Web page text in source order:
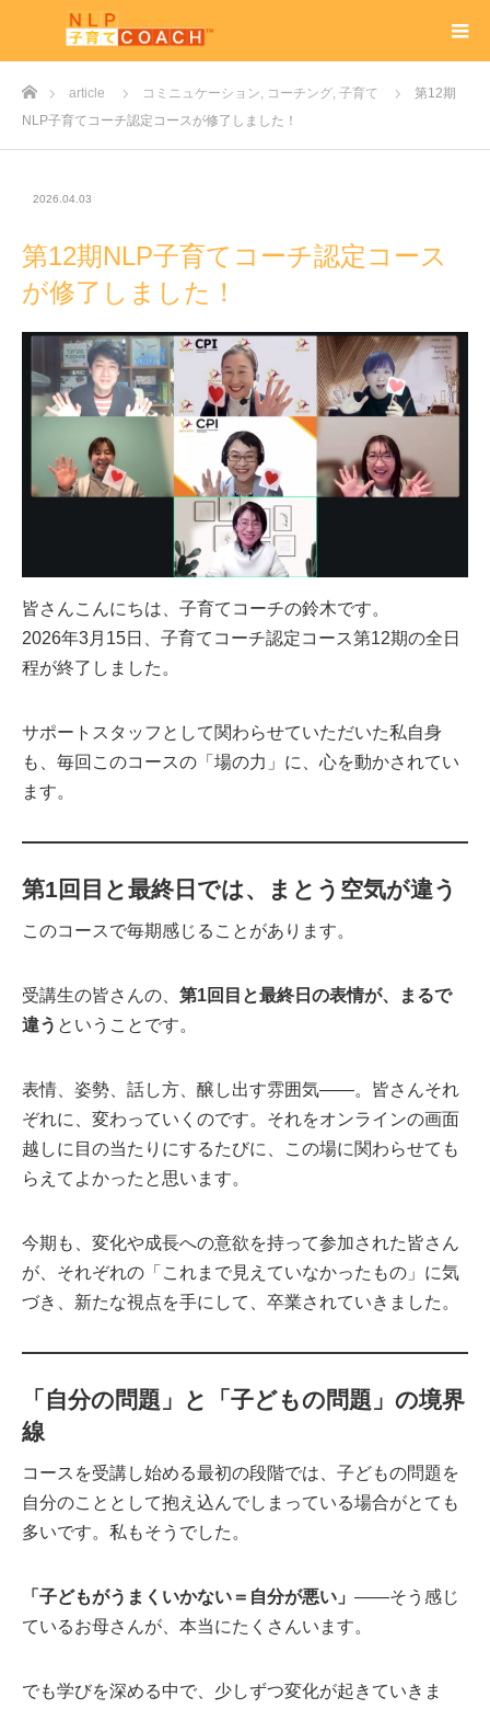
article コミニュケーション, コーチング, 子育て
第12期
NLP子育てコーチ認定コースが修了しました！
2026.04.03
第12期NLP子育てコーチ認定コース
が修了しました！
皆さんこんにちは、子育てコーチの鈴木です。
2026年3月15日、子育てコーチ認定コース第12期の全日
程が終了しました。
サポートスタッフとして関わらせていただいた私自身
も、毎回このコースの「場の力」に、心を動かされてい
ます。
第1回目と最終日では、まとう空気が違う
このコースで毎期感じることがあります。
受講生の皆さんの、 第1回目と最終日の表情が、まるで
違う ということです。
表情、姿勢、話し方、醸し出す雰囲気——。皆さんそれ
ぞれに、変わっていくのです。それをオンラインの画面
越しに目の当たりにするたびに、この場に関わらせても
らえてよかったと思います。
今期も、変化や成長への意欲を持って参加された皆さん
が、それぞれの「これまで見えていなかったもの」に気
づき、新たな視点を手にして、卒業されていきました。
「自分の問題」と「子どもの問題」の境界
線
コースを受講し始める最初の段階では、子どもの問題を
自分のこととして抱え込んでしまっている場合がとても
多いです。私もそうでした。
「子どもがうまくいかない＝自分が悪い」 ——そう感じ
ているお母さんが、本当にたくさんいます。
でも学びを深める中で、少しずつ変化が起きていきま